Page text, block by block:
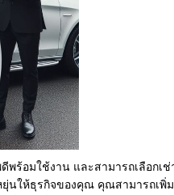
ร้อมใช้งาน และสามารถเลือกเช่
ยุ่นให้ธุรกิจของคุณ คุณสามารถเพิ่